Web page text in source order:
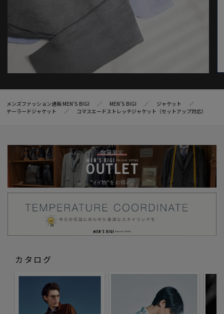
メンズファッション通販 MEN'S BIGI MEN’S BIGI
ジャケット
テーラードジャケット
コマスエードストレッチジャケット（セットアップ対応）
カタログ